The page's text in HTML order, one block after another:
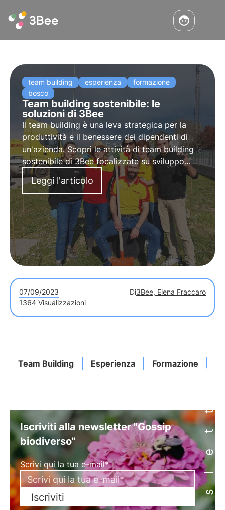
team building esperienza
formazione
bosco
Team building sostenibile: le
soluzioni di 3Bee
Il team building è una leva strategica per la
produttività e il benessere dei dipendenti di
un'azienda. Scopri le attività di team building
sostenibile di 3Bee focalizzate su sviluppo
professionale e delle competenze individuali,
formazione ESG e responsabilità ambientale.
Leggi l'articolo
07/09/2023 Di3Bee, Elena Fraccaro
1364 Visualizzazioni
Team Building Esperienza Formazione Newsletter
Iscriviti alla newsletter "Gossip
biodiverso"
Scrivi qui la tua e-mail*
Iscriviti